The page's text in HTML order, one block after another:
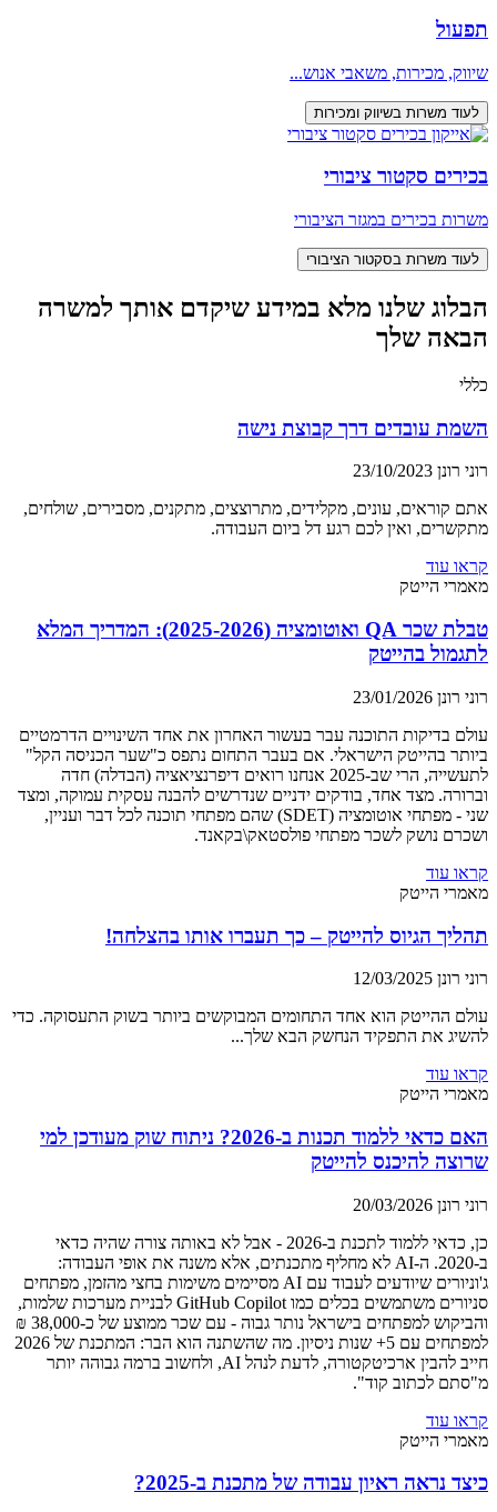
תפעול
שיווק, מכירות, משאבי אנוש...
לעוד משרות בשיווק ומכירות
בכירים סקטור ציבורי
משרות בכירים במגזר הציבורי
לעוד משרות בסקטור הציבורי
הבלוג שלנו מלא במידע שיקדם אותך למשרה
הבאה שלך
כללי
השמת עובדים דרך קבוצת נישה
רוני רונן 23/10/2023
אתם קוראים, עונים, מקלידים, מתרוצצים, מתקנים, מסבירים, שולחים,
מתקשרים, ואין לכם רגע דל ביום העבודה.
קראו עוד
מאמרי הייטק
טבלת שכר QA ואוטומציה (2025-2026): המדריך המלא
לתגמול בהייטק
רוני רונן 23/01/2026
עולם בדיקות התוכנה עבר בעשור האחרון את אחד השינויים הדרמטיים
ביותר בהייטק הישראלי. אם בעבר התחום נתפס כ"שער הכניסה הקל"
לתעשייה, הרי שב-2025 אנחנו רואים דיפרנציאציה (הבדלה) חדה
וברורה. מצד אחד, בודקים ידניים שנדרשים להבנה עסקית עמוקה, ומצד
שני - מפתחי אוטומציה (SDET) שהם מפתחי תוכנה לכל דבר ועניין,
ושכרם נושק לשכר מפתחי פולסטאק\בקאנד.
קראו עוד
מאמרי הייטק
תהליך הגיוס להייטק – כך תעברו אותו בהצלחה!
רוני רונן 12/03/2025
עולם ההייטק הוא אחד התחומים המבוקשים ביותר בשוק התעסוקה. כדי
להשיג את התפקיד הנחשק הבא שלך...
קראו עוד
מאמרי הייטק
האם כדאי ללמוד תכנות ב-2026? ניתוח שוק מעודכן למי
שרוצה להיכנס להייטק
רוני רונן 20/03/2026
כן, כדאי ללמוד לתכנת ב-2026 - אבל לא באותה צורה שהיה כדאי
ב-2020. ה-AI לא מחליף מתכנתים, אלא משנה את אופי העבודה:
ג'וניורים שיודעים לעבוד עם AI מסיימים משימות בחצי מהזמן, מפתחים
סניורים משתמשים בכלים כמו GitHub Copilot לבניית מערכות שלמות,
והביקוש למפתחים בישראל נותר גבוה - עם שכר ממוצע של כ-38,000 ₪
למפתחים עם 5+ שנות ניסיון. מה שהשתנה הוא הבר: המתכנת של 2026
חייב להבין ארכיטקטורה, לדעת לנהל AI, ולחשוב ברמה גבוהה יותר
מ"סתם לכתוב קוד".
קראו עוד
מאמרי הייטק
כיצד נראה ראיון עבודה של מתכנת ב-2025?